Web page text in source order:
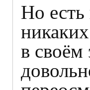
Но есть
в своём